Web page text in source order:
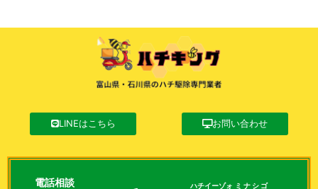
LINEはこちら お問い合わせ
電話相談 ハチイーゾォ ミナシゴ